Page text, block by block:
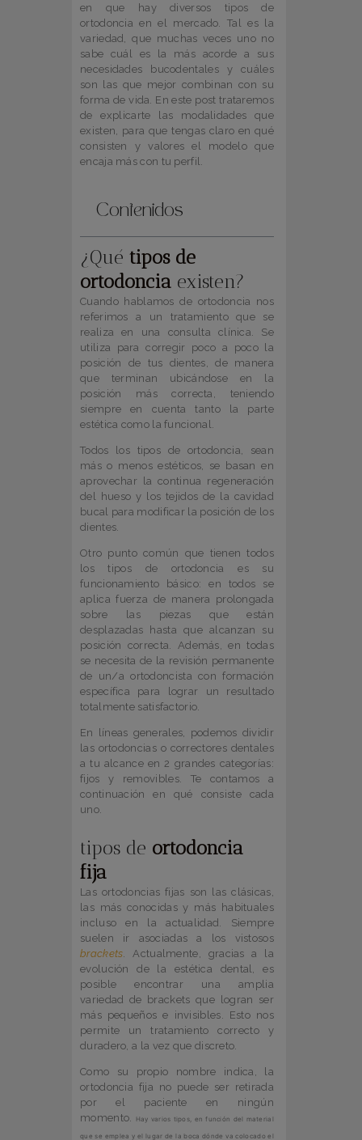
en que hay diversos tipos de
ortodoncia en el mercado. Tal es la
variedad, que muchas veces uno no
sabe cuál es la más acorde a sus
necesidades bucodentales y cuáles
son las que mejor combinan con su
forma de vida. En este post trataremos
de explicarte las modalidades que
existen, para que tengas claro en qué
consisten y valores el modelo que
encaja más con tu perfil.
Contenidos
¿Qué tipos de
ortodoncia existen?
Cuando hablamos de ortodoncia nos
referimos a un tratamiento que se
realiza en una consulta clínica. Se
utiliza para corregir poco a poco la
posición de tus dientes, de manera
que terminan ubicándose en la
posición más correcta, teniendo
siempre en cuenta tanto la parte
estética como la funcional.
Todos los tipos de ortodoncia, sean
más o menos estéticos, se basan en
aprovechar la continua regeneración
del hueso y los tejidos de la cavidad
bucal para modificar la posición de los
dientes.
Otro punto común que tienen todos
los tipos de ortodoncia es su
funcionamiento básico: en todos se
aplica fuerza de manera prolongada
sobre las piezas que están
desplazadas hasta que alcanzan su
posición correcta. Además, en todas
se necesita de la revisión permanente
de un/a ortodoncista con formación
específica para lograr un resultado
totalmente satisfactorio.
En líneas generales, podemos dividir
las ortodoncias o correctores dentales
a tu alcance en 2 grandes categorías:
fijos y removibles. Te contamos a
continuación en qué consiste cada
uno.
tipos de ortodoncia
fija
Las ortodoncias fijas son las clásicas,
las más conocidas y más habituales
incluso en la actualidad. Siempre
suelen ir asociadas a los vistosos
brackets. Actualmente, gracias a la
evolución de la estética dental, es
posible encontrar una amplia
variedad de brackets que logran ser
más pequeños e invisibles. Esto nos
permite un tratamiento correcto y
duradero, a la vez que discreto.
Como su propio nombre indica, la
ortodoncia fija no puede ser retirada
por el paciente en ningún
momento.
Hay varios tipos, en función del material
que se emplea y el lugar de la boca dónde va colocado el